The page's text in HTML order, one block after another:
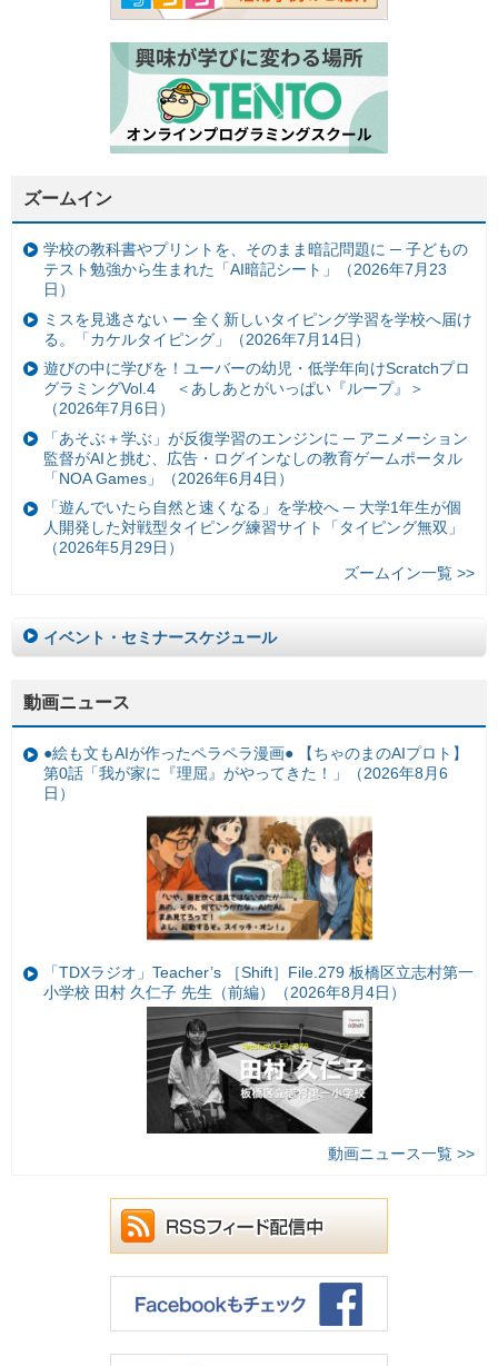
ズームイン
学校の教科書やプリントを、そのまま暗記問題に ─ 子どもの
テスト勉強から生まれた「AI暗記シート」（2026年7月23
日）
ミスを見逃さない ー 全く新しいタイピング学習を学校へ届け
る。「カケルタイピング」（2026年7月14日）
遊びの中に学びを！ユーバーの幼児・低学年向けScratchプロ
グラミングVol.4 ＜あしあとがいっぱい『ループ』＞
（2026年7月6日）
「あそぶ＋学ぶ」が反復学習のエンジンに ─ アニメーション
監督がAIと挑む、広告・ログインなしの教育ゲームポータル
「NOA Games」（2026年6月4日）
「遊んでいたら自然と速くなる」を学校へ ─ 大学1年生が個
人開発した対戦型タイピング練習サイト「タイピング無双」
（2026年5月29日）
ズームイン一覧 >>
イベント・セミナースケジュール
動画ニュース
●絵も文もAIが作ったペラペラ漫画● 【ちゃのまのAIプロト】
第0話「我が家に『理屈』がやってきた！」（2026年8月6
日）
「TDXラジオ」Teacher’s ［Shift］File.279 板橋区立志村第一
小学校 田村 久仁子 先生（前編）（2026年8月4日）
動画ニュース一覧 >>